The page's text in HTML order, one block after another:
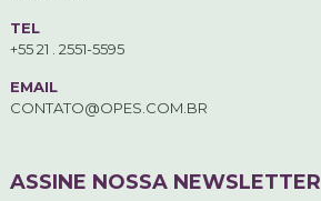
TEL
+55 21 . 2551-5595
EMAIL
CONTATO@OPES.COM.BR
ASSINE NOSSA NEWSLETTER